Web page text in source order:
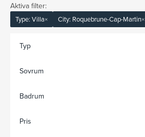
Aktiva filter:
Type: Villa× City: Roquebrune-Cap-Martin×
Typ
Sovrum
Badrum
Pris